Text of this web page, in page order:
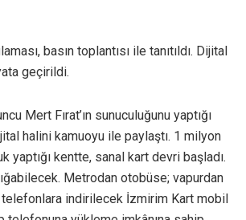
basın toplantısı ile tanıtıldı. Dijital
geçirildi.
Mert Fırat’ın sunuculuğunu yaptığı
halini kamuoyu ile paylaştı. 1 milyon
kentte, sanal kart devri başladı.
Metrodan otobüse; vapurdan
telefonlara indirilecek İzmirim Kart mobil